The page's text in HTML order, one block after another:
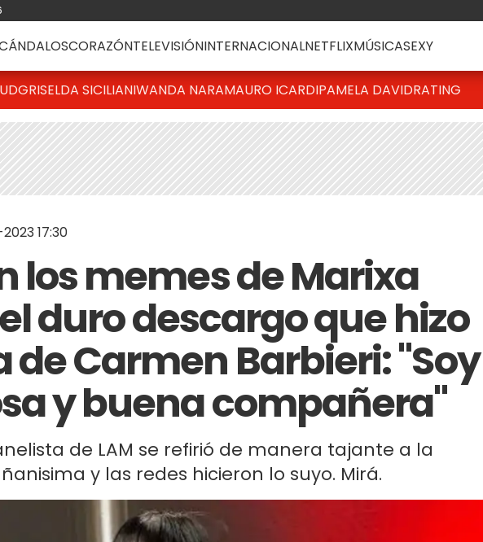
CORAZÓNTELEVISIÓNINTERNACIONALNETFLIXMÚSICASEXY
GRISELDA SICILIANIWANDA NARAMAURO ICARDIPAMELA DAVIDRATING
17:30
los memes de Marixa
duro descargo que hizo
de Carmen Barbieri: "Soy
y buena compañera"
de LAM se refirió de manera tajante a la
y las redes hicieron lo suyo. Mirá.